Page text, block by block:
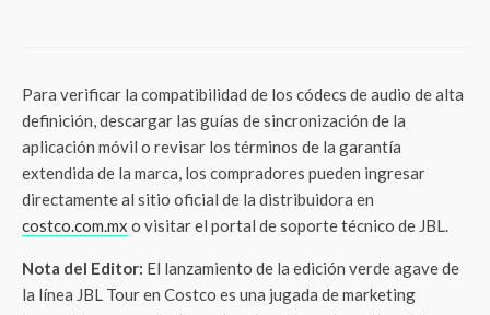
Para verificar la compatibilidad de los códecs de audio de alta
definición, descargar las guías de sincronización de la
aplicación móvil o revisar los términos de la garantía
extendida de la marca, los compradores pueden ingresar
directamente al sitio oficial de la distribuidora en
costco.com.mx o visitar el portal de soporte técnico de JBL.
Nota del Editor: El lanzamiento de la edición verde agave de
la línea JBL Tour en Costco es una jugada de marketing